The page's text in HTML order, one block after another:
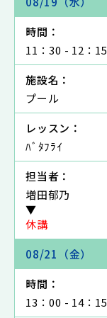
時間：
11：30 - 12：15
施設名：
プール
レッスン：
ﾊﾞﾀﾌﾗｲ
担当者：
増田郁乃
▼
休講
08/21（金）
時間：
13：00 - 14：15